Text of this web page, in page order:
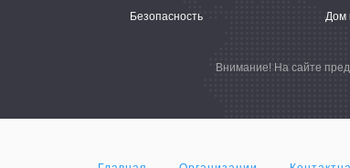
Безопасность
Дом
Внимание! На сайте